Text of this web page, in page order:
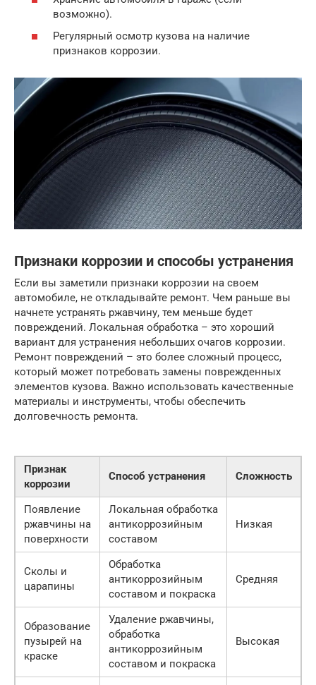
возможно).
Регулярный осмотр кузова на наличие
признаков коррозии.
Признаки коррозии и способы устранения
Если вы заметили признаки коррозии на своем
автомобиле, не откладывайте ремонт. Чем раньше вы
начнете устранять ржавчину, тем меньше будет
повреждений. Локальная обработка – это хороший
вариант для устранения небольших очагов коррозии.
Ремонт повреждений – это более сложный процесс,
который может потребовать замены поврежденных
элементов кузова. Важно использовать качественные
материалы и инструменты, чтобы обеспечить
долговечность ремонта.
Признак
коррозии
Способ устранения Сложность
Появление
ржавчины на
поверхности
Локальная обработка
антикоррозийным
составом
Низкая
Сколы и
царапины
Обработка
антикоррозийным
составом и покраска
Средняя
Образование
пузырей на
краске
Удаление ржавчины,
обработка
антикоррозийным
составом и покраска
Высокая